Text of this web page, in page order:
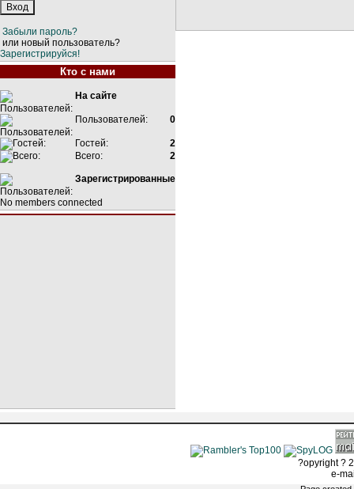
Забыли пароль?
или новый пользователь?
Зарегистрируйся!
Кто с нами
На сайте
Пользователей: 0
Гостей:
2
Всего:
2
Зарегистрированные
No members connected
?opyright ?
e-